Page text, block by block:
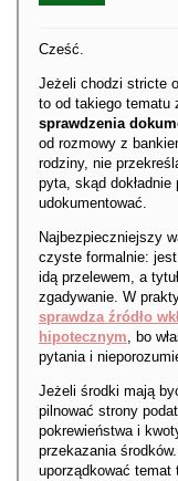
Cześć.
Jeżeli chodzi stricte o
to od takiego tematu
sprawdzenia
od rozmowy z
rodziny, nie
pyta, skąd dokładnie
udokumentować.
Najbezpieczniejszy
czyste formalnie:
idą przelewem, a
zgadywanie. W
sprawdza źródło
hipotecznym, bo
pytania i
Jeżeli środki mają
pilnować strony
pokrewieństwa i
przekazania
uporządkować temat